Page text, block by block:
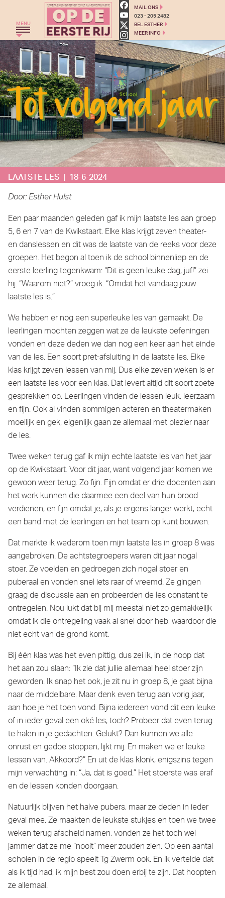
MENU
HOME
THEATERGROEP ZWERM
TRAJECT C
THEATERCHALLENGE
MONKEYSPOOM
PRIMAIR ONDERWIJS
VOORTGEZET ONDERWIJS
AGENDA
BLOG
OVER ONS
MAIL ONS
023 - 205 2482
BEL ESTHER
MEER INFO
LAATSTE LES | 18-6-2024
Door: Esther Hulst
Een paar maanden geleden gaf ik mijn laatste les aan groep
5, 6 en 7 van de Kwikstaart. Elke klas krijgt zeven theater-
en danslessen en dit was de laatste van de reeks voor deze
groepen. Het begon al toen ik de school binnenliep en de
eerste leerling tegenkwam: “Dit is geen leuke dag, juf!” zei
hij. “Waarom niet?” vroeg ik. “Omdat het vandaag jouw
laatste les is.”
We hebben er nog een superleuke les van gemaakt. De
leerlingen mochten zeggen wat ze de leukste oefeningen
vonden en deze deden we dan nog een keer aan het einde
van de les. Een soort pret-afsluiting in de laatste les. Elke
klas krijgt zeven lessen van mij. Dus elke zeven weken is er
een laatste les voor een klas. Dat levert altijd dit soort zoete
gesprekken op. Leerlingen vinden de lessen leuk, leerzaam
en fijn. Ook al vinden sommigen acteren en theatermaken
moeilijk en gek, eigenlijk gaan ze allemaal met plezier naar
de les.
Twee weken terug gaf ik mijn echte laatste les van het jaar
op de Kwikstaart. Voor dit jaar, want volgend jaar komen we
gewoon weer terug. Zo fijn. Fijn omdat er drie docenten aan
het werk kunnen die daarmee een deel van hun brood
verdienen, en fijn omdat je, als je ergens langer werkt, echt
een band met de leerlingen en het team op kunt bouwen.
Dat merkte ik wederom toen mijn laatste les in groep 8 was
aangebroken. De achtstegroepers waren dit jaar nogal
stoer. Ze voelden en gedroegen zich nogal stoer en
puberaal en vonden snel iets raar of vreemd. Ze gingen
graag de discussie aan en probeerden de les constant te
ontregelen. Nou lukt dat bij mij meestal niet zo gemakkelijk
omdat ik die ontregeling vaak al snel door heb, waardoor die
niet echt van de grond komt.
Bij één klas was het even pittig, dus zei ik, in de hoop dat
het aan zou slaan: “Ik zie dat jullie allemaal heel stoer zijn
geworden. Ik snap het ook, je zit nu in groep 8, je gaat bijna
naar de middelbare. Maar denk even terug aan vorig jaar,
aan hoe je het toen vond. Bijna iedereen vond dit een leuke
of in ieder geval een oké les, toch? Probeer dat even terug
te halen in je gedachten. Gelukt? Dan kunnen we alle
onrust en gedoe stoppen, lijkt mij. En maken we er leuke
lessen van. Akkoord?” En uit de klas klonk, enigszins tegen
mijn verwachting in: “Ja, dat is goed.” Het stoerste was eraf
en de lessen konden doorgaan.
Natuurlijk blijven het halve pubers, maar ze deden in ieder
geval mee. Ze maakten de leukste stukjes en toen we twee
weken terug afscheid namen, vonden ze het toch wel
jammer dat ze me “nooit” meer zouden zien. Op een aantal
scholen in de regio speelt Tg Zwerm ook. En ik vertelde dat
als ik tijd had, ik mijn best zou doen erbij te zijn. Dat hoopten
ze allemaal.